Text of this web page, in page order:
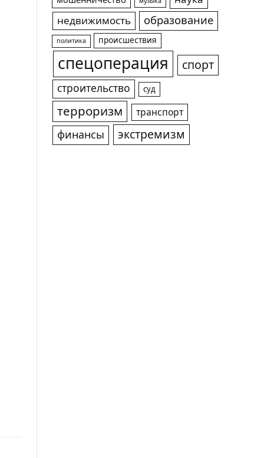
недвижимость
образование
политика происшествия
спецоперация спорт
строительство суд
терроризм транспорт
финансы экстремизм